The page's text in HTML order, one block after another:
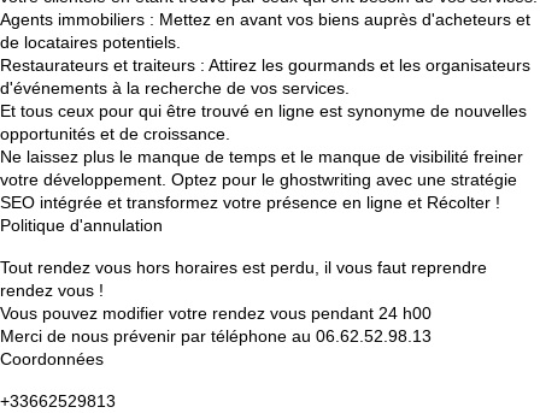
Agents immobiliers : Mettez en avant vos biens auprès d'acheteurs et
de locataires potentiels.
Restaurateurs et traiteurs : Attirez les gourmands et les organisateurs
d'événements à la recherche de vos services.
Et tous ceux pour qui être trouvé en ligne est synonyme de nouvelles
opportunités et de croissance.
Ne laissez plus le manque de temps et le manque de visibilité freiner
votre développement. Optez pour le ghostwriting avec une stratégie
Politique d'annulation
Tout rendez vous hors horaires est perdu, il vous faut reprendre
rendez vous !
Vous pouvez modifier votre rendez vous pendant 24 h00
Coordonnées
+33662529813